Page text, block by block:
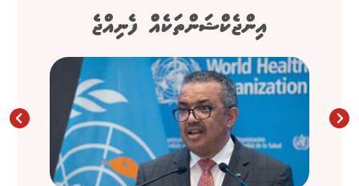
އިންޖެކްޝަންތަކެއް ފެނިއްޖެ